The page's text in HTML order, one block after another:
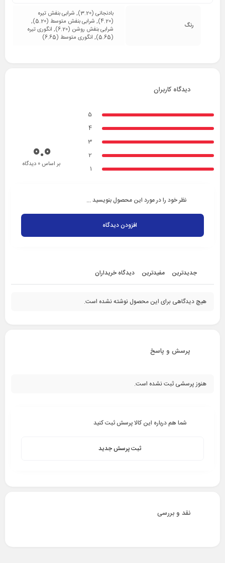
رنگ
بادنجانی (3.20), شرابی بنفش تیره
(4.20), شرابی بنفش متوسط (5.20),
شرابی بنفش روشن (6.20), انگوری تیره
(5.65), انگوری متوسط (6.65)
دیدگاه کاربران
جدیدترین مفیدترین دیدگاه خریداران
هیچ دیدگاهی برای این محصول نوشته نشده است.
5
4
3
2
1
0.0بر اساس 0 دیدگاه
نظر خود را در مورد این محصول بنویسید ...
افزودن دیدگاه
پرسش و پاسخ
هنوز پرسشی ثبت نشده است.
شما هم درباره این کالا پرسش ثبت کنید
ثبت پرسش جدید
نقد و بررسی